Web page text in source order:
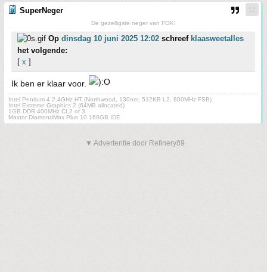
SuperNeger
De gezelligste neger van FOK!
Op dinsdag 10 juni 2025 12:02 schreef klaasweetalles
het volgende:
[ x ]
Ik ben er klaar voor.
Intel Pentium 4 2.4GHz HT (Northwood, 130nm, 512KB L2, 800MHz FSB)
Intel Extreme Graphics 2 (64MB allocated)
1GB DDR 400MHz CL2 or 3
Maxtor DiamondMax Plus 10 160GB IDE
▼ Advertentie door Refinery89